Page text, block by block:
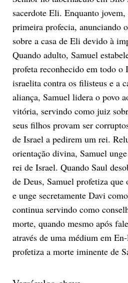
sacerdote Eli. Enquanto jovem,
primeira profecia, anunciando
sobre a casa de Eli devido à
Quando adulto, Samuel
profeta reconhecido em todo o
israelita contra os filisteus e a
aliança, Samuel lidera o povo
vitória, servindo como juiz
seus filhos provam ser
de Israel a pedirem um rei.
orientação divina, Samuel
rei de Israel. Quando Saul
de Deus, Samuel profetiza
e unge secretamente Davi
continua servindo como
morte, quando mesmo após
através de uma médium em
profetiza a morte iminente de